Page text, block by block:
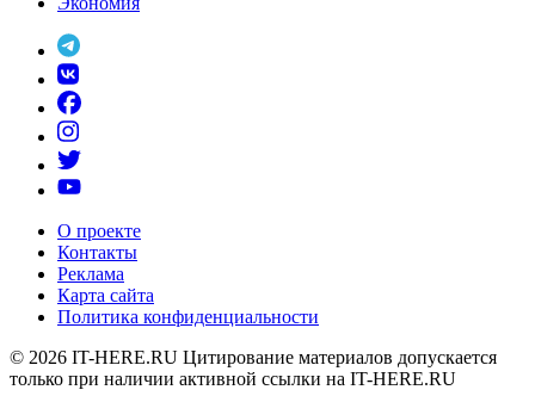
О проекте
Контакты
Реклама
Карта сайта
Политика конфиденциальности
© 2026 IT-HERE.RU Цитирование материалов допускается
только при наличии активной ссылки на IT-HERE.RU